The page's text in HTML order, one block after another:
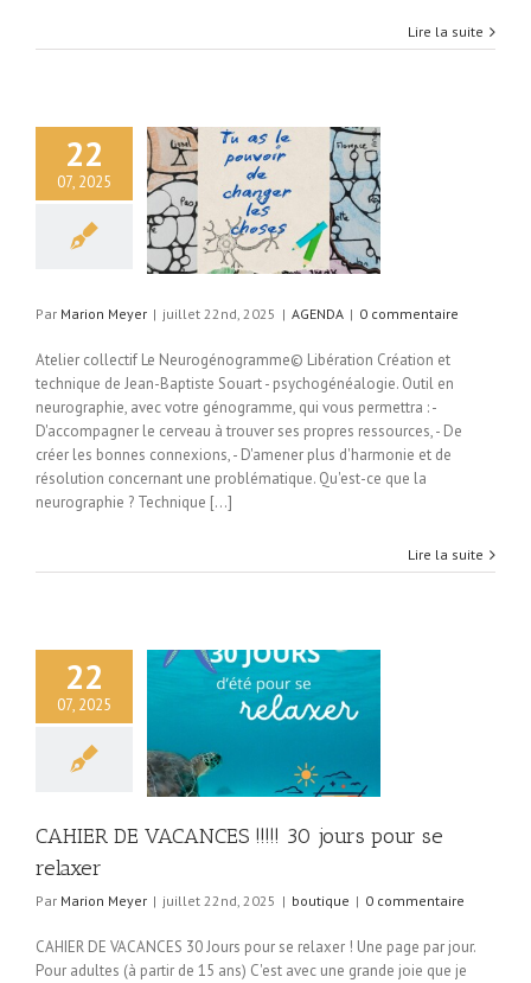
Lire la suite
22
07, 2025
Par Marion Meyer | juillet 22nd, 2025 | AGENDA | 0 commentaire
Atelier collectif Le Neurogénogramme© Libération Création et
technique de Jean-Baptiste Souart - psychogénéalogie. Outil en
neurographie, avec votre génogramme, qui vous permettra : -
D'accompagner le cerveau à trouver ses propres ressources, - De
créer les bonnes connexions, - D'amener plus d'harmonie et de
résolution concernant une problématique. Qu'est-ce que la
neurographie ? Technique [...]
Lire la suite
22
07, 2025
VACANCES !!!!!
pour se relaxer
CAHIER DE VACANCES !!!!! 30 jours pour se
relaxer
Par Marion Meyer | juillet 22nd, 2025 | boutique | 0 commentaire
CAHIER DE VACANCES 30 Jours pour se relaxer ! Une page par jour.
Pour adultes (à partir de 15 ans) C'est avec une grande joie que je